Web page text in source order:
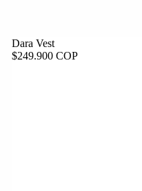
Dara Vest
$249.900 COP